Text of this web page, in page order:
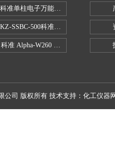
科准单柱电子万能拉力机KZ-SSBC-500
KZ-SSBC-500科准单柱电子万能试验
科准 Alpha-W260 半导体全自动推拉
公司 版权所有 技术支持： 化工仪器